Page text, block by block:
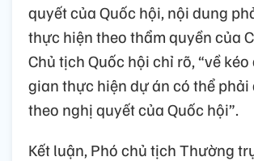
quyết của Quốc hội, nội dung
thực hiện theo thẩm quyền của
Chủ tịch Quốc hội chỉ rõ, “về
gian thực hiện dự án có thể phải
theo nghị quyết của Quốc hội”.
Kết luận, Phó chủ tịch Thường